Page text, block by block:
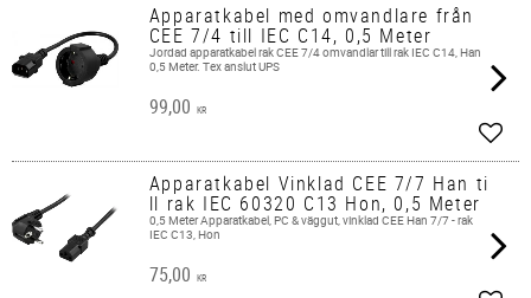
Apparatkabel med omvandlare från
CEE 7/4 till IEC C14, 0,5 Meter
Jordad apparatkabel​ rak CEE 7/4 omvandlar till rak IEC C14, Han
0,5 Meter. Tex anslut UPS
99,00 KR
Add
Apparatkabel Vinklad CEE 7/7 Han ti
ll rak IEC 60320 C13 Hon, 0,5 Meter
0,5 Meter ​Apparatkabel, PC & väggut, vinklad CEE Han 7/7 - rak
IEC C13, Hon
75,00 KR